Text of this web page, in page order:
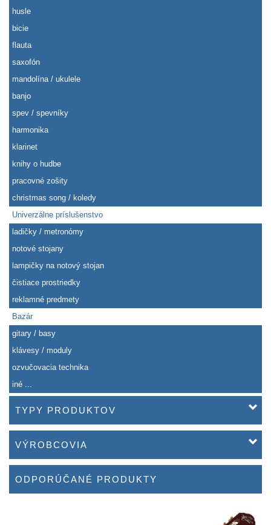
husle
bicie
flauta
saxofón
mandolína / ukulele
banjo
spev / spevníky
harmonika
klarinet
knihy o hudbe
pracovné zošity
christmas song / koledy
Univerzálne príslušenstvo
ladičky / metronómy
notové stojany
lampičky na notový stojan
čistiace prostriedky
reklamné predmety
Bazár
gitary / basy
klávesy / moduly
ozvučovacia technika
iné ...
TYPY PRODUKTOV
VÝROBCOVIA
ODPORÚČANÉ PRODUKTY